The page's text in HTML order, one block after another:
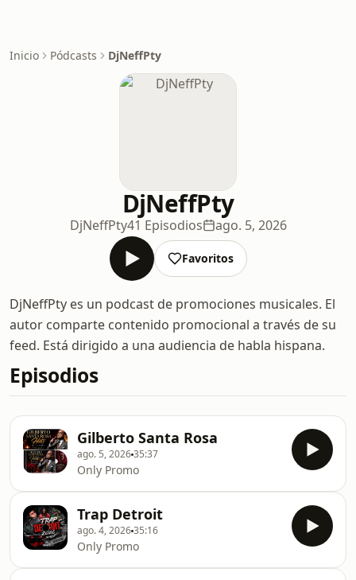
Inicio Pódcasts DjNeffPty
DjNeffPty
DjNeffPty41 Episodios ago. 5, 2026
Favoritos
DjNeffPty es un podcast de promociones musicales. El
autor comparte contenido promocional a través de su
feed. Está dirigido a una audiencia de habla hispana.
Episodios
Gilberto Santa Rosa
ago. 5, 202635:37
Only Promo
Trap Detroit
ago. 4, 202635:16
Only Promo